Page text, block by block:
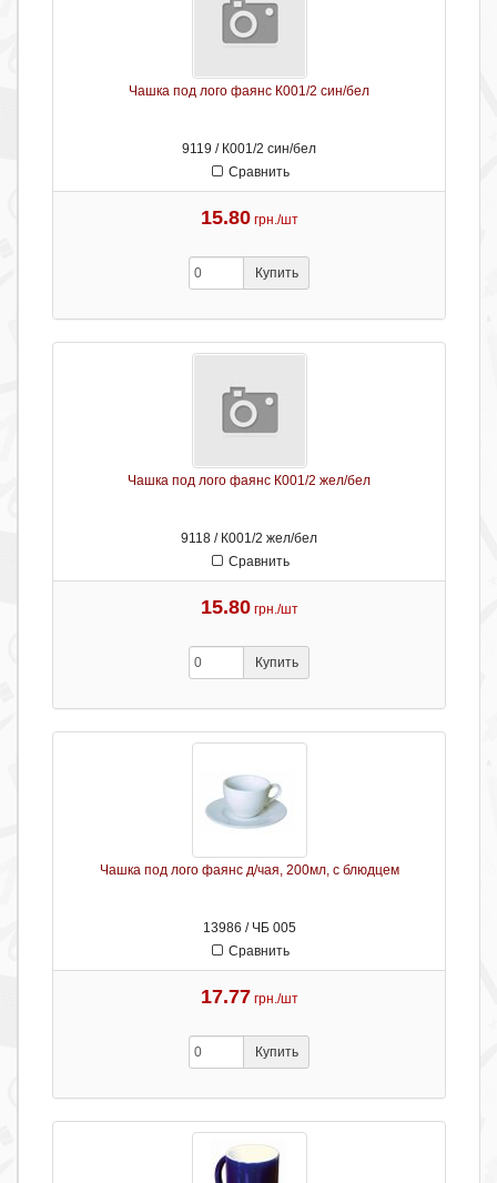
Чашка под лого фаянс К001/2 син/бел
9119 / К001/2 син/бел
Сравнить
15.80 грн./шт
Купить
Чашка под лого фаянс К001/2 жел/бел
9118 / К001/2 жел/бел
Сравнить
15.80 грн./шт
Купить
Чашка под лого фаянс д/чая, 200мл, с блюдцем
13986 / ЧБ 005
Сравнить
17.77 грн./шт
Купить